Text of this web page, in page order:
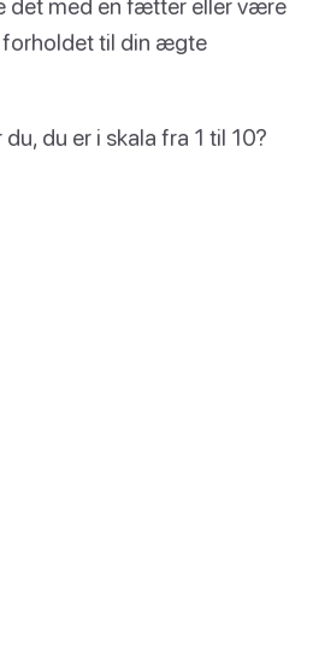
forholdet til din ægte
du er i skala fra 1 til 10?